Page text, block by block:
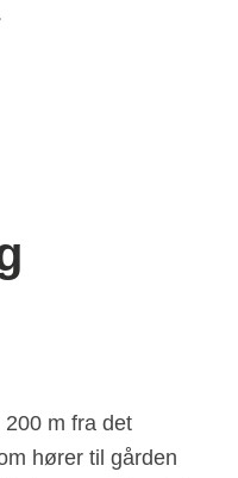
m fra det
hører til gården